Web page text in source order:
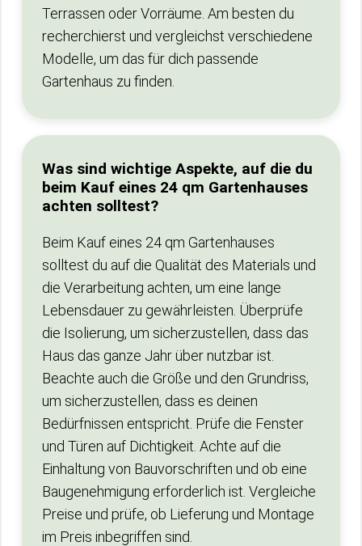
Terrassen oder Vorräume. Am besten du
recherchierst und vergleichst verschiedene
Modelle, um das für dich passende
Gartenhaus zu finden.
Was sind wichtige Aspekte, auf die du
beim Kauf eines 24 qm Gartenhauses
achten solltest?
Beim Kauf eines 24 qm Gartenhauses
solltest du auf die Qualität des Materials und
die Verarbeitung achten, um eine lange
Lebensdauer zu gewährleisten. Überprüfe
die Isolierung, um sicherzustellen, dass das
Haus das ganze Jahr über nutzbar ist.
Beachte auch die Größe und den Grundriss,
um sicherzustellen, dass es deinen
Bedürfnissen entspricht. Prüfe die Fenster
und Türen auf Dichtigkeit. Achte auf die
Einhaltung von Bauvorschriften und ob eine
Baugenehmigung erforderlich ist. Vergleiche
Preise und prüfe, ob Lieferung und Montage
im Preis inbegriffen sind.